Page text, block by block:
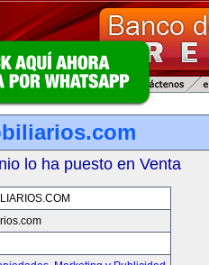
lo ha puesto en Venta